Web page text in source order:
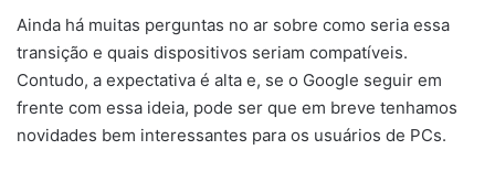
Ainda há muitas perguntas no ar sobre como seria essa
transição e quais dispositivos seriam compatíveis.
Contudo, a expectativa é alta e, se o Google seguir em
frente com essa ideia, pode ser que em breve tenhamos
novidades bem interessantes para os usuários de PCs.